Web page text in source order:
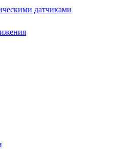
датчиками